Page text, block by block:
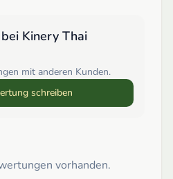
Kinery Thai
mit anderen Kunden.
schreiben
vorhanden.